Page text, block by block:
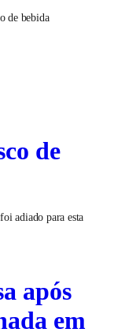
de bebida
de
adiado para esta
após
em